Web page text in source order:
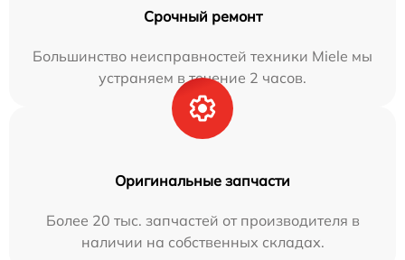
Срочный ремонт
Большинство неисправностей техники Miele мы
устраняем в течение 2 часов.
Оригинальные запчасти
Более 20 тыс. запчастей от производителя в
наличии на собственных складах.